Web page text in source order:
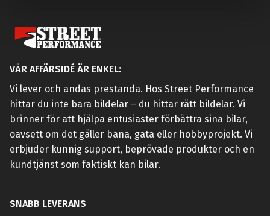
VÅR AFFÄRSIDÉ ÄR ENKEL:
Vi lever och andas prestanda. Hos Street Performance
hittar du inte bara bildelar – du hittar rätt bildelar. Vi
brinner för att hjälpa entusiaster förbättra sina bilar,
oavsett om det gäller bana, gata eller hobbyprojekt. Vi
erbjuder kunnig support, beprövade produkter och en
kundtjänst som faktiskt kan bilar.
SNABB LEVERANS